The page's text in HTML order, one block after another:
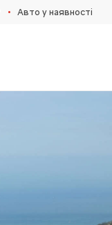
• Авто у наявності